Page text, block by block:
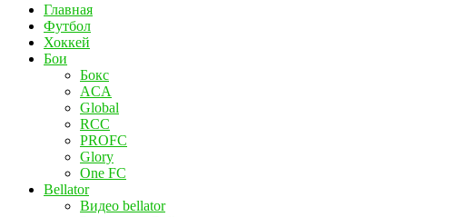
Главная
Футбол
Хоккей
Бои
Бокс
ACA
Global
RCC
PROFC
Glory
One FC
Bellator
Видео bellator